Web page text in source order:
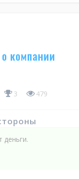
компании
3 479
деньги.